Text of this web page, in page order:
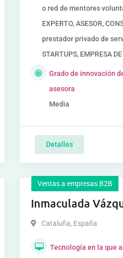
o red de mentores
EXPERTO, ASESOR,
prestador privado de
STARTUPS, EMPRESA
Grado de innovación
asesora
Media
Detalles
Ventas a empresas B2B
Inmaculada
Cataluña, España
Tecnología en la que